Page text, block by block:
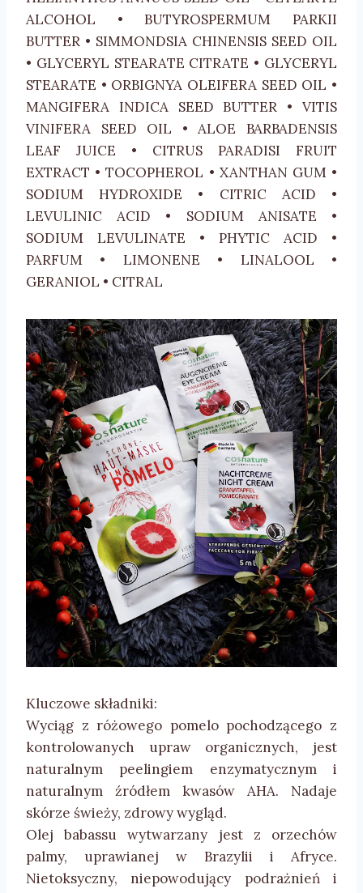
ALCOHOL • BUTYROSPERMUM PARKII
BUTTER • SIMMONDSIA CHINENSIS SEED OIL
• GLYCERYL STEARATE CITRATE • GLYCERYL
STEARATE • ORBIGNYA OLEIFERA SEED OIL •
MANGIFERA INDICA SEED BUTTER • VITIS
VINIFERA SEED OIL • ALOE BARBADENSIS
LEAF JUICE • CITRUS PARADISI FRUIT
EXTRACT • TOCOPHEROL • XANTHAN GUM •
SODIUM HYDROXIDE • CITRIC ACID •
LEVULINIC ACID • SODIUM ANISATE •
SODIUM LEVULINATE • PHYTIC ACID •
PARFUM • LIMONENE • LINALOOL •
GERANIOL • CITRAL
Kluczowe składniki:
Wyciąg z różowego pomelo pochodzącego z
kontrolowanych upraw organicznych, jest
naturalnym peelingiem enzymatycznym i
naturalnym źródłem kwasów AHA. Nadaje
skórze świeży, zdrowy wygląd.
Olej babassu wytwarzany jest z orzechów
palmy, uprawianej w Brazylii i Afryce.
Nietoksyczny, niepowodujący podrażnień i